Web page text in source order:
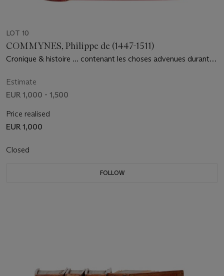
LOT 10
COMMYNES, Philippe de (1447-1511)
Cronique & histoire ... contenant les choses advenues durant le
Paris: Guillaume Thibout pour Guillaume Le Bret, 1549
Estimate
EUR 1,000 - 1,500
Price realised
EUR 1,000
Closed
FOLLOW